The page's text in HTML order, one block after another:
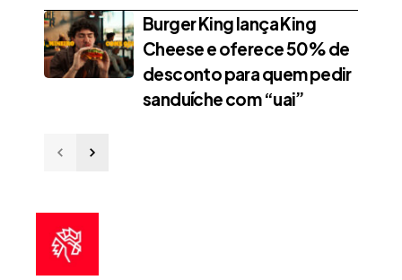
Burger King lança King
Cheese e oferece 50% de
desconto para quem pedir
sanduíche com “uai”